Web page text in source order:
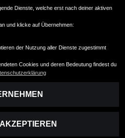
08:00 - 12:00 und 13:00 - 17:00
08:00 - 12:00 und 13:00 - 17:00
08:00 - 12:00 und 13:00 - 17:00
10:00 - 13:00
Dienste, welche erst nach deiner aktiven
und klicke auf Übernehmen:
der Nutzung aller Dienste zugestimmt
Cookies und deren Bedeutung findest du